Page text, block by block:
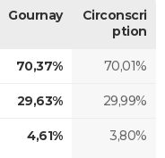
Gournay
Circonscri
ption
70,37% 70,01%
29,63% 29,99%
4,61% 3,80%